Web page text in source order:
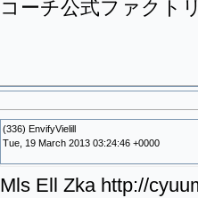
コーチ公式ファクト
(336) EnvifyVielill
Tue, 19 March 2013 03:24:46 +0000
Mls Ell Zka http://